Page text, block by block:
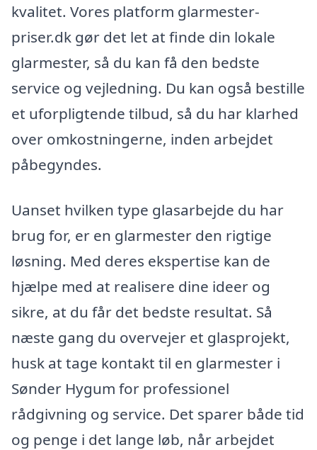
kvalitet. Vores platform glarmester-
priser.dk gør det let at finde din lokale
glarmester, så du kan få den bedste
service og vejledning. Du kan også bestille
et uforpligtende tilbud, så du har klarhed
over omkostningerne, inden arbejdet
påbegyndes.
Uanset hvilken type glasarbejde du har
brug for, er en glarmester den rigtige
løsning. Med deres ekspertise kan de
hjælpe med at realisere dine ideer og
sikre, at du får det bedste resultat. Så
næste gang du overvejer et glasprojekt,
husk at tage kontakt til en glarmester i
Sønder Hygum for professionel
rådgivning og service. Det sparer både tid
og penge i det lange løb, når arbejdet